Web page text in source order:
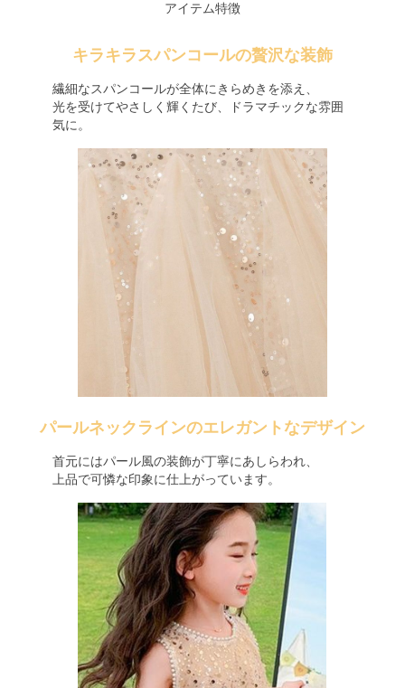
アイテム特徴
キラキラスパンコールの贅沢な装飾
繊細なスパンコールが全体にきらめきを添え、
光を受けてやさしく輝くたび、ドラマチックな雰囲
気に。
パールネックラインのエレガントなデザイン
首元にはパール風の装飾が丁寧にあしらわれ、
上品で可憐な印象に仕上がっています。